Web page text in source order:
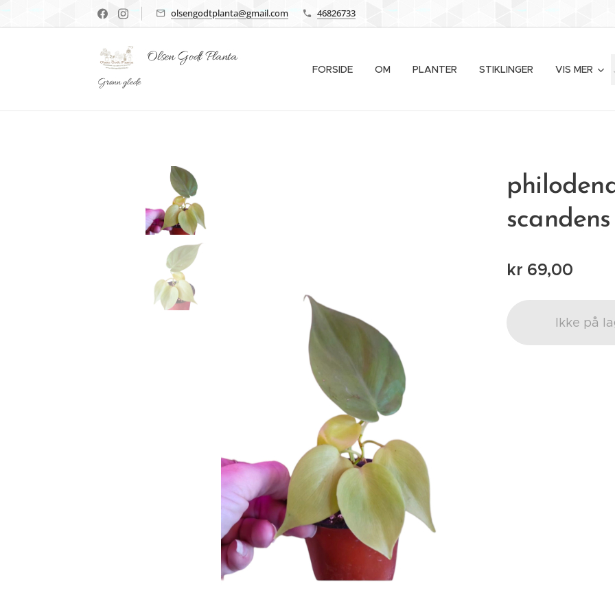
olsengodtplanta@gmail.com 46826733
Olsen Godt Planta
Grønn glede
FORSIDE OM PLANTER STIKLINGER VIS MER
kr 69,00
Ikke på